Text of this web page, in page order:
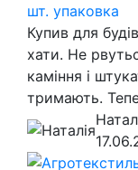
шт. упаковка
Купив для
хати. Не
каміння і
тримають.